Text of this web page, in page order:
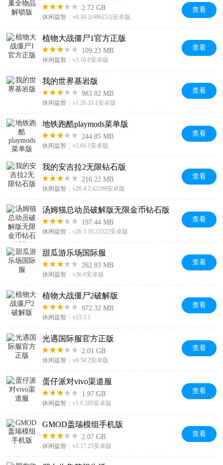
2.72 GB
休闲益智 v0.34.2(406253)安卓版
查看
植物大战僵尸1官方正版
109.23 MB
休闲益智 v3.16.0安卓版
查看
我的世界基岩版
983.82 MB
休闲益智 v1.26.33.1安卓版
查看
地铁跑酷playmods菜单版
244.85 MB
休闲益智 v3.66.1安卓版
查看
我的安吉拉2无限钻石版
216.22 MB
休闲益智 v26.4.2.42298安卓版
查看
汤姆猫总动员破解版无限金币钻石版
197.44 MB
休闲益智 v26.3.10.23322安卓版
查看
甜瓜游乐场国际服
262.83 MB
休闲益智 v36.6安卓版
查看
植物大战僵尸2破解版
972.32 MB
休闲益智 v13.3.1
查看
光遇国际服官方正版
2.01 GB
休闲益智 v0.34.2安卓版
查看
蛋仔派对vivo渠道服
1.97 GB
休闲益智 v1.0.285安卓版
查看
GMOD盖瑞模组手机版
2.07 GB
休闲益智 v1.17.25安卓版
查看